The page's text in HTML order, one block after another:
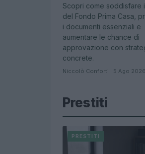
Scopri come soddisfare
del Fondo Prima Casa,
i documenti essenziali e
aumentare le chance di
approvazione con
concrete.
Niccolò Conforti · 5 Ago 2026
Prestiti
PRESTITI